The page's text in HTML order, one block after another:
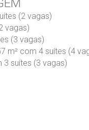
(2 vagas)
vagas)
(3 vagas)
m² com 4 suítes (4
3 suítes (3 vagas)